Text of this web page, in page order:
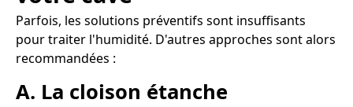
Parfois, les solutions préventifs sont insuffisants
pour traiter l'humidité. D'autres approches sont alors
recommandées :
A. La cloison étanche